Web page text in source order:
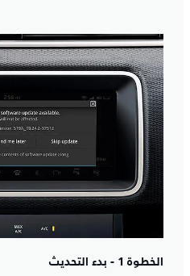
الخطوة 1 - بدء التحديث